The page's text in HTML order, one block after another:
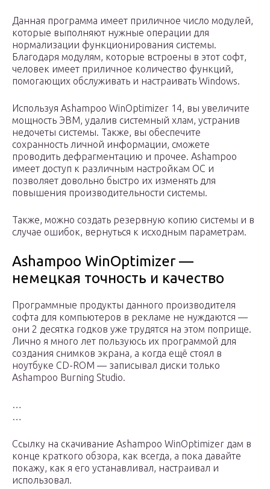
Данная программа имеет приличное число модулей,
которые выполняют нужные операции для
нормализации функционирования системы.
Благодаря модулям, которые встроены в этот софт,
человек имеет приличное количество функций,
помогающих обслуживать и настраивать Windows.
Используя Ashampoo WinOptimizer 14, вы увеличите
мощность ЭВМ, удалив системный хлам, устранив
недочеты системы. Также, вы обеспечите
сохранность личной информации, сможете
проводить дефрагментацию и прочее. Ashampoo
имеет доступ к различным настройкам ОС и
позволяет довольно быстро их изменять для
повышения производительности системы.
Также, можно создать резервную копию системы и в
случае ошибок, вернуться к исходным параметрам.
Ashampoo WinOptimizer —
немецкая точность и качество
Программные продукты данного производителя
софта для компьютеров в рекламе не нуждаются —
они 2 десятка годков уже трудятся на этом поприще.
Лично я много лет пользуюсь их программой для
создания снимков экрана, а когда ещё стоял в
ноутбуке CD-ROM — записывал диски только
Ashampoo Burning Studio.
…
…
Ссылку на скачивание Ashampoo WinOptimizer дам в
конце краткого обзора, как всегда, а пока давайте
покажу, как я его устанавливал, настраивал и
использовал.